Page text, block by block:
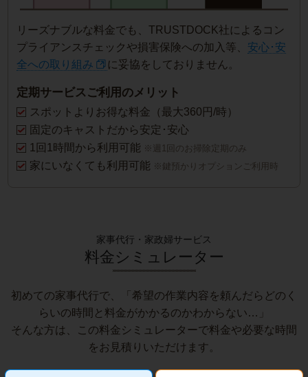
リーズナブルな料金でも、TRUSTDOCK社によるコン
プライアンスチェックや損害保険への加入等、 安心･安
全への取り組み
に妥協をしておりません。
定期サービスご利用のメリット
スポットよりお得な料金（最大360円/時）
固定のキャストだから安定･安心
1回1時間から利用可能 ※週1回のお掃除定期のみ
家にいなくても利用可能 ※鍵預かりオプションご利用時
家事代行・家政婦サービス
料金シミュレーター
初めての家事代行で、「希望の作業内容を頼んだらどのく
らいの時間と料金がかかるのかわからない…」
そんな方は、この料金シミュレーターで料金や必要な時間
をお見積りいただけます。